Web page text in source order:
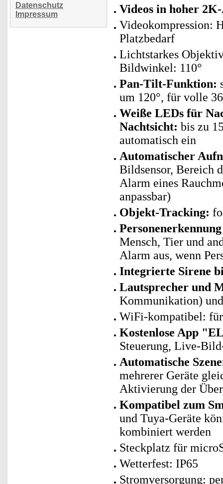
Datenschutz
Impressum
Videos in hoher
Videokompression:
Platzbedarf
Lichtstarkes
Bildwinkel: 110°
Pan-Tilt-Funktion:
um 120°, für volle
Weiße LEDs für
Nachtsicht: bis zu
automatisch ein
Automatischer
Bildsensor, Bereich
Alarm eines
anpassbar)
Objekt-Tracking:
Mensch, Tier und
Alarm aus, wenn
Integrierte Sirene
Lautsprecher und
Kommunikation)
WiFi-kompatibel:
Kostenlose App
Steuerung, Live-
Automatische
mehrerer Geräte
Aktivierung der
Kompatibel zum
und Tuya-Geräte
kombiniert werden
Steckplatz für
Wetterfest: IP65
Stromversorgung: